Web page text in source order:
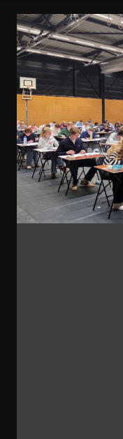
Home
Overzicht